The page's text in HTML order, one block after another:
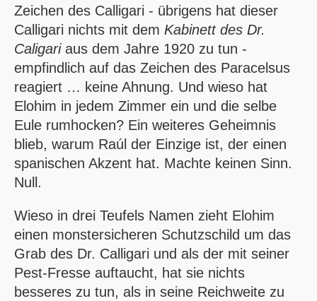
Zeichen des Calligari - übrigens hat dieser
Calligari nichts mit dem Kabinett des Dr.
Caligariaus dem Jahre 1920 zu tun -
empfindlich auf das Zeichen des Paracelsus
reagiert … keine Ahnung. Und wieso hat
Elohim in jedem Zimmer ein und die selbe
Eule rumhocken? Ein weiteres Geheimnis
blieb, warum Raúl der Einzige ist, der einen
spanischen Akzent hat. Machte keinen Sinn.
Null.
Wieso in drei Teufels Namen zieht Elohim
einen monstersicheren Schutzschild um das
Grab des Dr. Calligari und als der mit seiner
Pest-Fresse auftaucht, hat sie nichts
besseres zu tun, als in seine Reichweite zu